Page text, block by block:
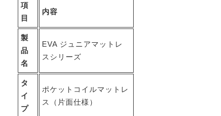
項
目
内容
製
品
名
EVA ジュニアマットレ
スシリーズ
タ
イ
プ
ポケットコイルマットレ
ス（片面仕様）